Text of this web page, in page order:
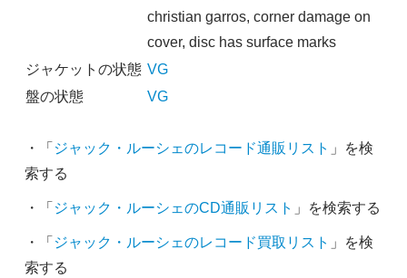
christian garros, corner damage on
cover, disc has surface marks
ジャケットの状態 VG
盤の状態
VG
・「 ジャック・ルーシェのレコード通販リスト 」を検
索する
・「 ジャック・ルーシェのCD通販リスト 」を検索する
・「 ジャック・ルーシェのレコード買取リスト 」を検
索する